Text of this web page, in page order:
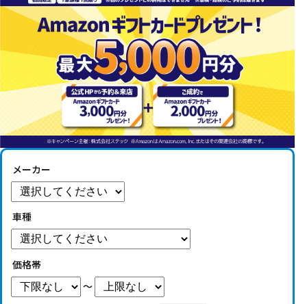
メーカー
車種
価格帯
～